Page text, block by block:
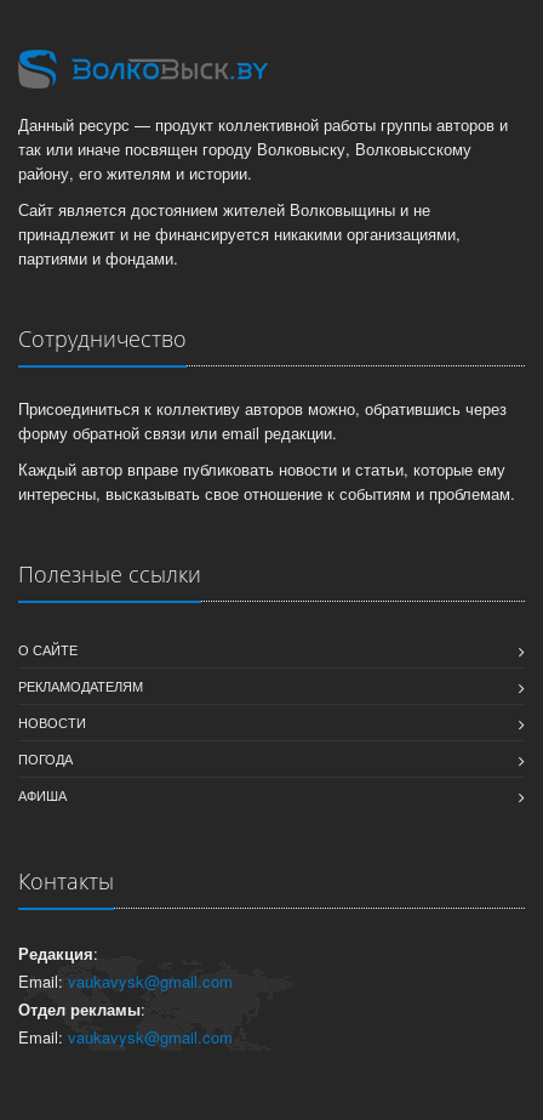
Данный ресурс — продукт коллективной работы группы авторов и
так или иначе посвящен городу Волковыску, Волковысскому
району, его жителям и истории.
Сайт является достоянием жителей Волковыщины и не
принадлежит и не финансируется никакими организациями,
партиями и фондами.
Сотрудничество
Присоединиться к коллективу авторов можно, обратившись через
форму обратной связи или email редакции.
Каждый автор вправе публиковать новости и статьи, которые ему
интересны, высказывать свое отношение к событиям и проблемам.
Полезные ссылки
О САЙТЕ
РЕКЛАМОДАТЕЛЯМ
НОВОСТИ
ПОГОДА
АФИША
Контакты
Редакция:
Email: vaukavysk@gmail.com
Отдел рекламы:
Email: vaukavysk@gmail.com